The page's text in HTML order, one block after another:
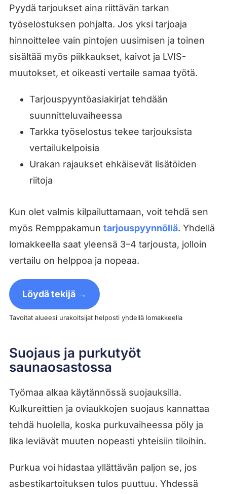
Pyydä tarjoukset aina riittävän tarkan
työselostuksen pohjalta. Jos yksi tarjoaja
hinnoittelee vain pintojen uusimisen ja toinen
sisältää myös piikkaukset, kaivot ja LVIS-
muutokset, et oikeasti vertaile samaa työtä.
Tarjouspyyntöasiakirjat tehdään
suunnitteluvaiheessa
Tarkka työselostus tekee tarjouksista
vertailukelpoisia
Urakan rajaukset ehkäisevät lisätöiden
riitoja
Kun olet valmis kilpailuttamaan, voit tehdä sen
myös Remppakamun tarjouspyynnöllä. Yhdellä
lomakkeella saat yleensä 3–4 tarjousta, jolloin
vertailu on helppoa ja nopeaa.
Löydä tekijä →
Tavoitat alueesi urakoitsijat helposti yhdellä lomakkeella
Suojaus ja purkutyöt
saunaosastossa
Työmaa alkaa käytännössä suojauksilla.
Kulkureittien ja oviaukkojen suojaus kannattaa
tehdä huolella, koska purkuvaiheessa pöly ja
lika leviävät muuten nopeasti yhteisiin tiloihin.
Purkua voi hidastaa yllättävän paljon se, jos
asbestikartoituksen tulos puuttuu. Yhdessä